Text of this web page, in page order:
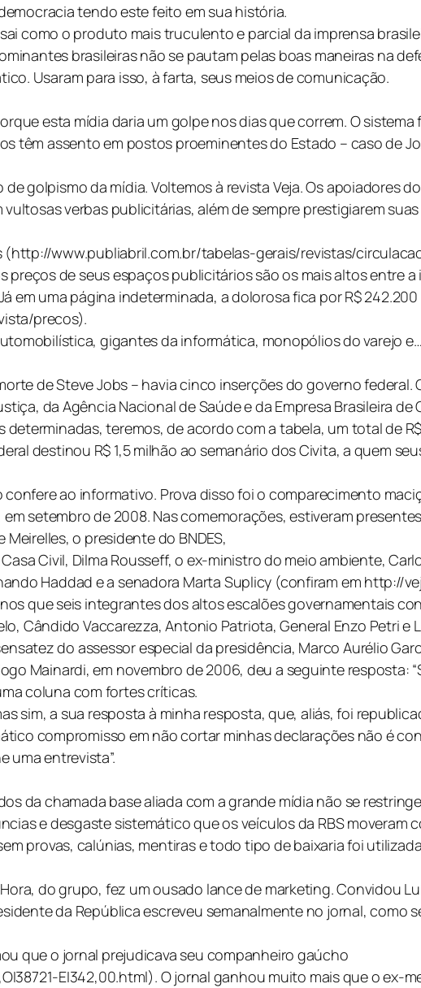
tendo este feito em sua história.
como o produto mais truculento e parcial da imprensa
brasileiras não se pautam pelas boas maneiras na
Usaram para isso, à farta, seus meios de comunicação.
esta mídia daria um golpe nos dias que correm. O
têm assento em postos proeminentes do Estado – caso de
golpismo da mídia. Voltemos à revista Veja. Os apoiadores
verbas publicitárias, além de sempre prestigiarem
(http://www.publiabril.com.br/tabelas-gerais/revistas/
de seus espaços publicitários são os mais altos entre a
em uma página indeterminada, a dolorosa fica por R$ 242.200
precos).
gigantes da informática, monopólios do varejo
de Steve Jobs – havia cinco inserções do governo federal.
da Agência Nacional de Saúde e da Empresa Brasileira
teremos, de acordo com a tabela, um total de R$
destinou R$ 1,5 milhão ao semanário dos Civita, a quem
ao informativo. Prova disso foi o comparecimento
setembro de 2008. Nas comemorações, estiveram
o presidente do BNDES,
Civil, Dilma Rousseff, o ex-ministro do meio ambiente,
Haddad e a senadora Marta Suplicy (confiram em http://
que seis integrantes dos altos escalões governamentais
Cândido Vaccarezza, Antonio Patriota, General Enzo Petri e
do assessor especial da presidência, Marco Aurélio
Mainardi, em novembro de 2006, deu a seguinte resposta:
coluna com fortes críticas.
sim, a sua resposta à minha resposta, que, aliás, foi
compromisso em não cortar minhas declarações não é
uma entrevista”.
da chamada base aliada com a grande mídia não se
e desgaste sistemático que os veículos da RBS moveram
provas, calúnias, mentiras e todo tipo de baixaria foi
do grupo, fez um ousado lance de marketing. Convidou
da República escreveu semanalmente no jornal, como
que o jornal prejudicava seu companheiro gaúcho
EI342,00.html). O jornal ganhou muito mais que o ex-